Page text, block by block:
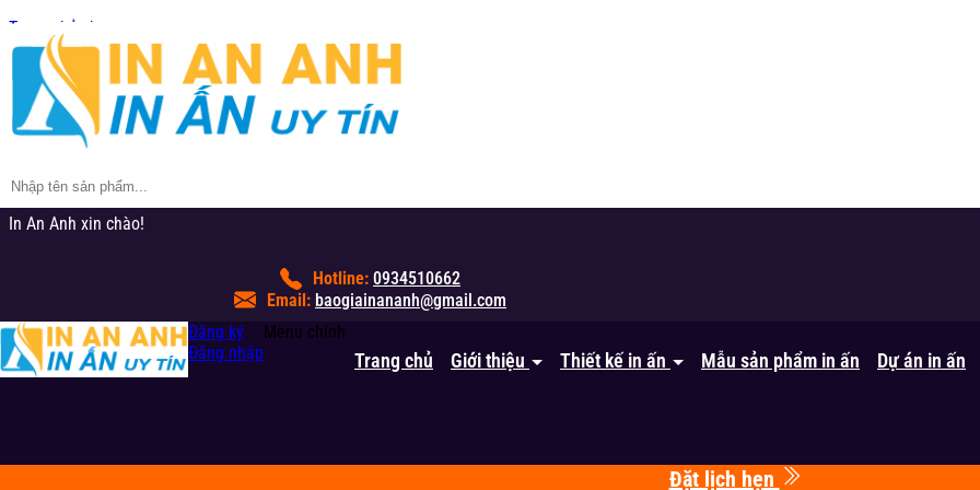
In An Anh xin chào!
Hotline: 0934510662
Email: baogiainananh@gmail.com
Đăng ký
Đăng nhập
Menu chính
Trang chủ Giới thiệu Thiết kế in ấn Mẫu sản phẩm in ấn Dự án in ấn
Đặt lịch hẹn
Trang chủ
/
In phong bì /
In Bao Thư A4 Giá Rẻ - Đựng Tài Liệu, Hồ Sơ, Thiết Kế Mẫu Công Ty
Còn hàng